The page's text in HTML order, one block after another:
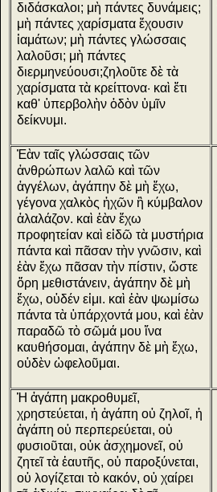
διδάσκαλοι; μὴ πάντες δυνάμεις;
μὴ πάντες χαρίσματα ἔχουσιν
ἰαμάτων; μὴ πάντες γλώσσαις
λαλοῦσι; μὴ πάντες
διερμηνεύουσι;ζηλοῦτε δὲ τὰ
χαρίσματα τὰ κρείττονα· καὶ ἔτι
καθ' ὑπερβολὴν ὀδὸν ὑμῖν
δείκνυμι.
Ἐὰν ταῖς γλώσσαις τῶν
ἀνθρώπων λαλῶ καὶ τῶν
ἀγγέλων, ἀγάπην δὲ μὴ ἔχω,
γέγονα χαλκὸς ἠχῶν ἢ κύμβαλον
ἀλαλάζον. καὶ ἐὰν ἔχω
προφητείαν καὶ εἰδῶ τὰ μυστήρια
πάντα καὶ πᾶσαν τὴν γνῶσιν, καὶ
ἐὰν ἔχω πᾶσαν τὴν πίστιν, ὥστε
ὄρη μεθιστάνειν, ἀγάπην δὲ μὴ
ἔχω, οὐδέν εἰμι. καὶ ἐὰν ψωμίσω
πάντα τὰ ὑπάρχοντά μου, καὶ ἐὰν
παραδῶ τὸ σῶμά μου ἵνα
καυθήσομαι, ἀγάπην δὲ μὴ ἔχω,
οὐδὲν ὠφελοῦμαι.
Ἡ ἀγάπη μακροθυμεῖ,
χρηστεύεται, ἡ ἀγάπη οὐ ζηλοῖ, ἡ
ἀγάπη οὐ περπερεύεται, οὐ
φυσιοῦται, οὐκ ἀσχημονεῖ, οὐ
ζητεῖ τὰ ἑαυτῆς, οὐ παροξύνεται,
οὐ λογίζεται τὸ κακόν, οὐ χαίρει